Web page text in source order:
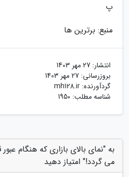
پ
منبع: برترین ها
انتشار: 27 مهر 1403
بروزرسانی: 27 مهر 1403
گردآورنده: mh128.ir
شناسه مطلب: 1950
به "نمای بالای بازاری که هنگام
می گردد!" امتیاز دهید